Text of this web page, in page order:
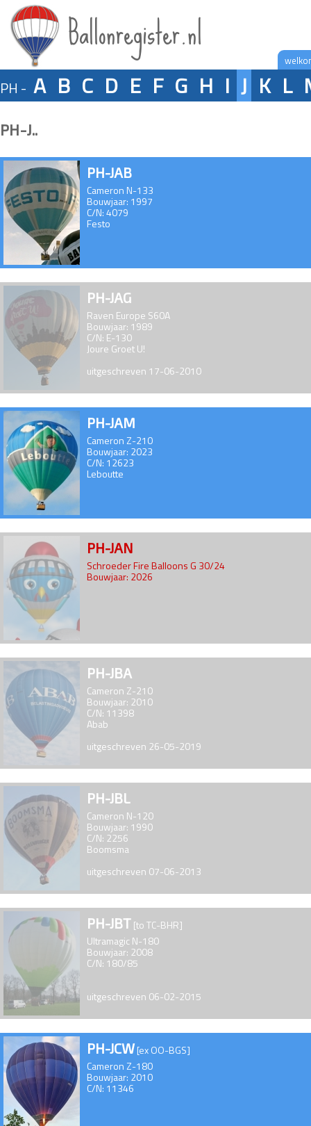
Ballonregister.nl
PH - A B C D E F G H I J K L
PH-J..
PH-JAB
Cameron N-133
Bouwjaar: 1997
C/N: 4079
Festo
PH-JAG
Raven Europe S60A
Bouwjaar: 1989
C/N: E-130
Joure Groet U!
uitgeschreven 17-06-2010
PH-JAM
Cameron Z-210
Bouwjaar: 2023
C/N: 12623
Leboutte
PH-JAN
Schroeder Fire Balloons G 30/24
Bouwjaar: 2026
PH-JBA
Cameron Z-210
Bouwjaar: 2010
C/N: 11398
Abab
uitgeschreven 26-05-2019
PH-JBL
Cameron N-120
Bouwjaar: 1990
C/N: 2256
Boomsma
uitgeschreven 07-06-2013
PH-JBT[to TC-BHR]
Ultramagic N-180
Bouwjaar: 2008
C/N: 180/85
uitgeschreven 06-02-2015
PH-JCW[ex OO-BGS]
Cameron Z-180
Bouwjaar: 2010
C/N: 11346